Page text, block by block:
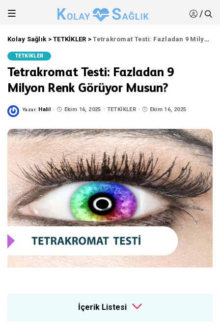
/
Kolay Sağlık>TETKİKLER >Tetrakromat Testi: Fazladan 9 Milyon Renk Görüyor Musun?
TETKİKLER
Tetrakromat Testi: Fazladan 9
Milyon Renk Görüyor Musun?
Posted
Yazar: Halil Ekim 16, 2025 TETKİKLER Ekim 16, 2025
İçerik Listesi